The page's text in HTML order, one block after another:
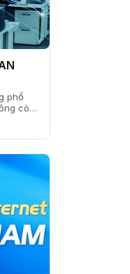
phổ
còn
sự
lực